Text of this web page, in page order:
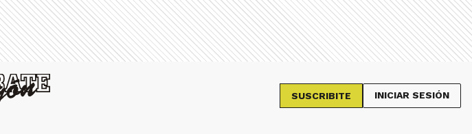
SUSCRIBITE INICIAR SESIÓN